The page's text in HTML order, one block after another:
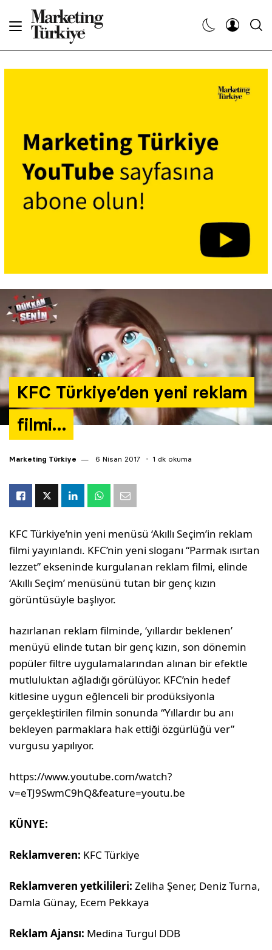
KFC Türkiye’den yeni reklam
filmi…
Marketing Türkiye 6 Nisan 2017 1 dk okuma
KFC Türkiye’nin yeni menüsü ‘Akıllı Seçim’in reklam
filmi yayınlandı. KFC’nin yeni sloganı “Parmak ısırtan
lezzet” ekseninde kurgulanan reklam filmi, elinde
‘Akıllı Seçim’ menüsünü tutan bir genç kızın
görüntüsüyle başlıyor.
hazırlanan reklam filminde, ‘yıllardır beklenen’
menüyü elinde tutan bir genç kızın, son dönemin
popüler filtre uygulamalarından alınan bir efektle
mutluluktan ağladığı görülüyor. KFC’nin hedef
kitlesine uygun eğlenceli bir prodüksiyonla
gerçekleştirilen filmin sonunda “Yıllardır bu anı
bekleyen parmaklara hak ettiği özgürlüğü ver”
vurgusu yapılıyor.
https://www.youtube.com/watch?
v=eTJ9SwmC9hQ&feature=youtu.be
KÜNYE:
Reklamveren: KFC Türkiye
Reklamveren yetkilileri: Zeliha Şener, Deniz Turna,
Damla Günay, Ecem Pekkaya
Reklam Ajansı: Medina Turgul DDB
Dergiler
Etkinlikler
Araştırma